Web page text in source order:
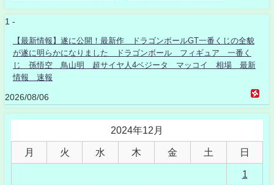
1 -
【最新情報】遂に公開！最新作 ドラゴンボールGT一番くじの全貌
が遂に明らかになりました ドラゴンボール フィギュア 一番く
じ 孫悟空 鳥山明 超サイヤ人4ベジータ マッコイ 相場 最新
情報 速報
2026/08/06
2024年12月
月 火 水 木 金 土 日
1